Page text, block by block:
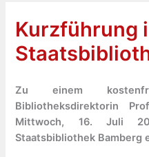
Kurzführung
Zu einem
Bibliotheksdirektorin
Mittwoch, 16. Juli
Staatsbibliothek Bamberg